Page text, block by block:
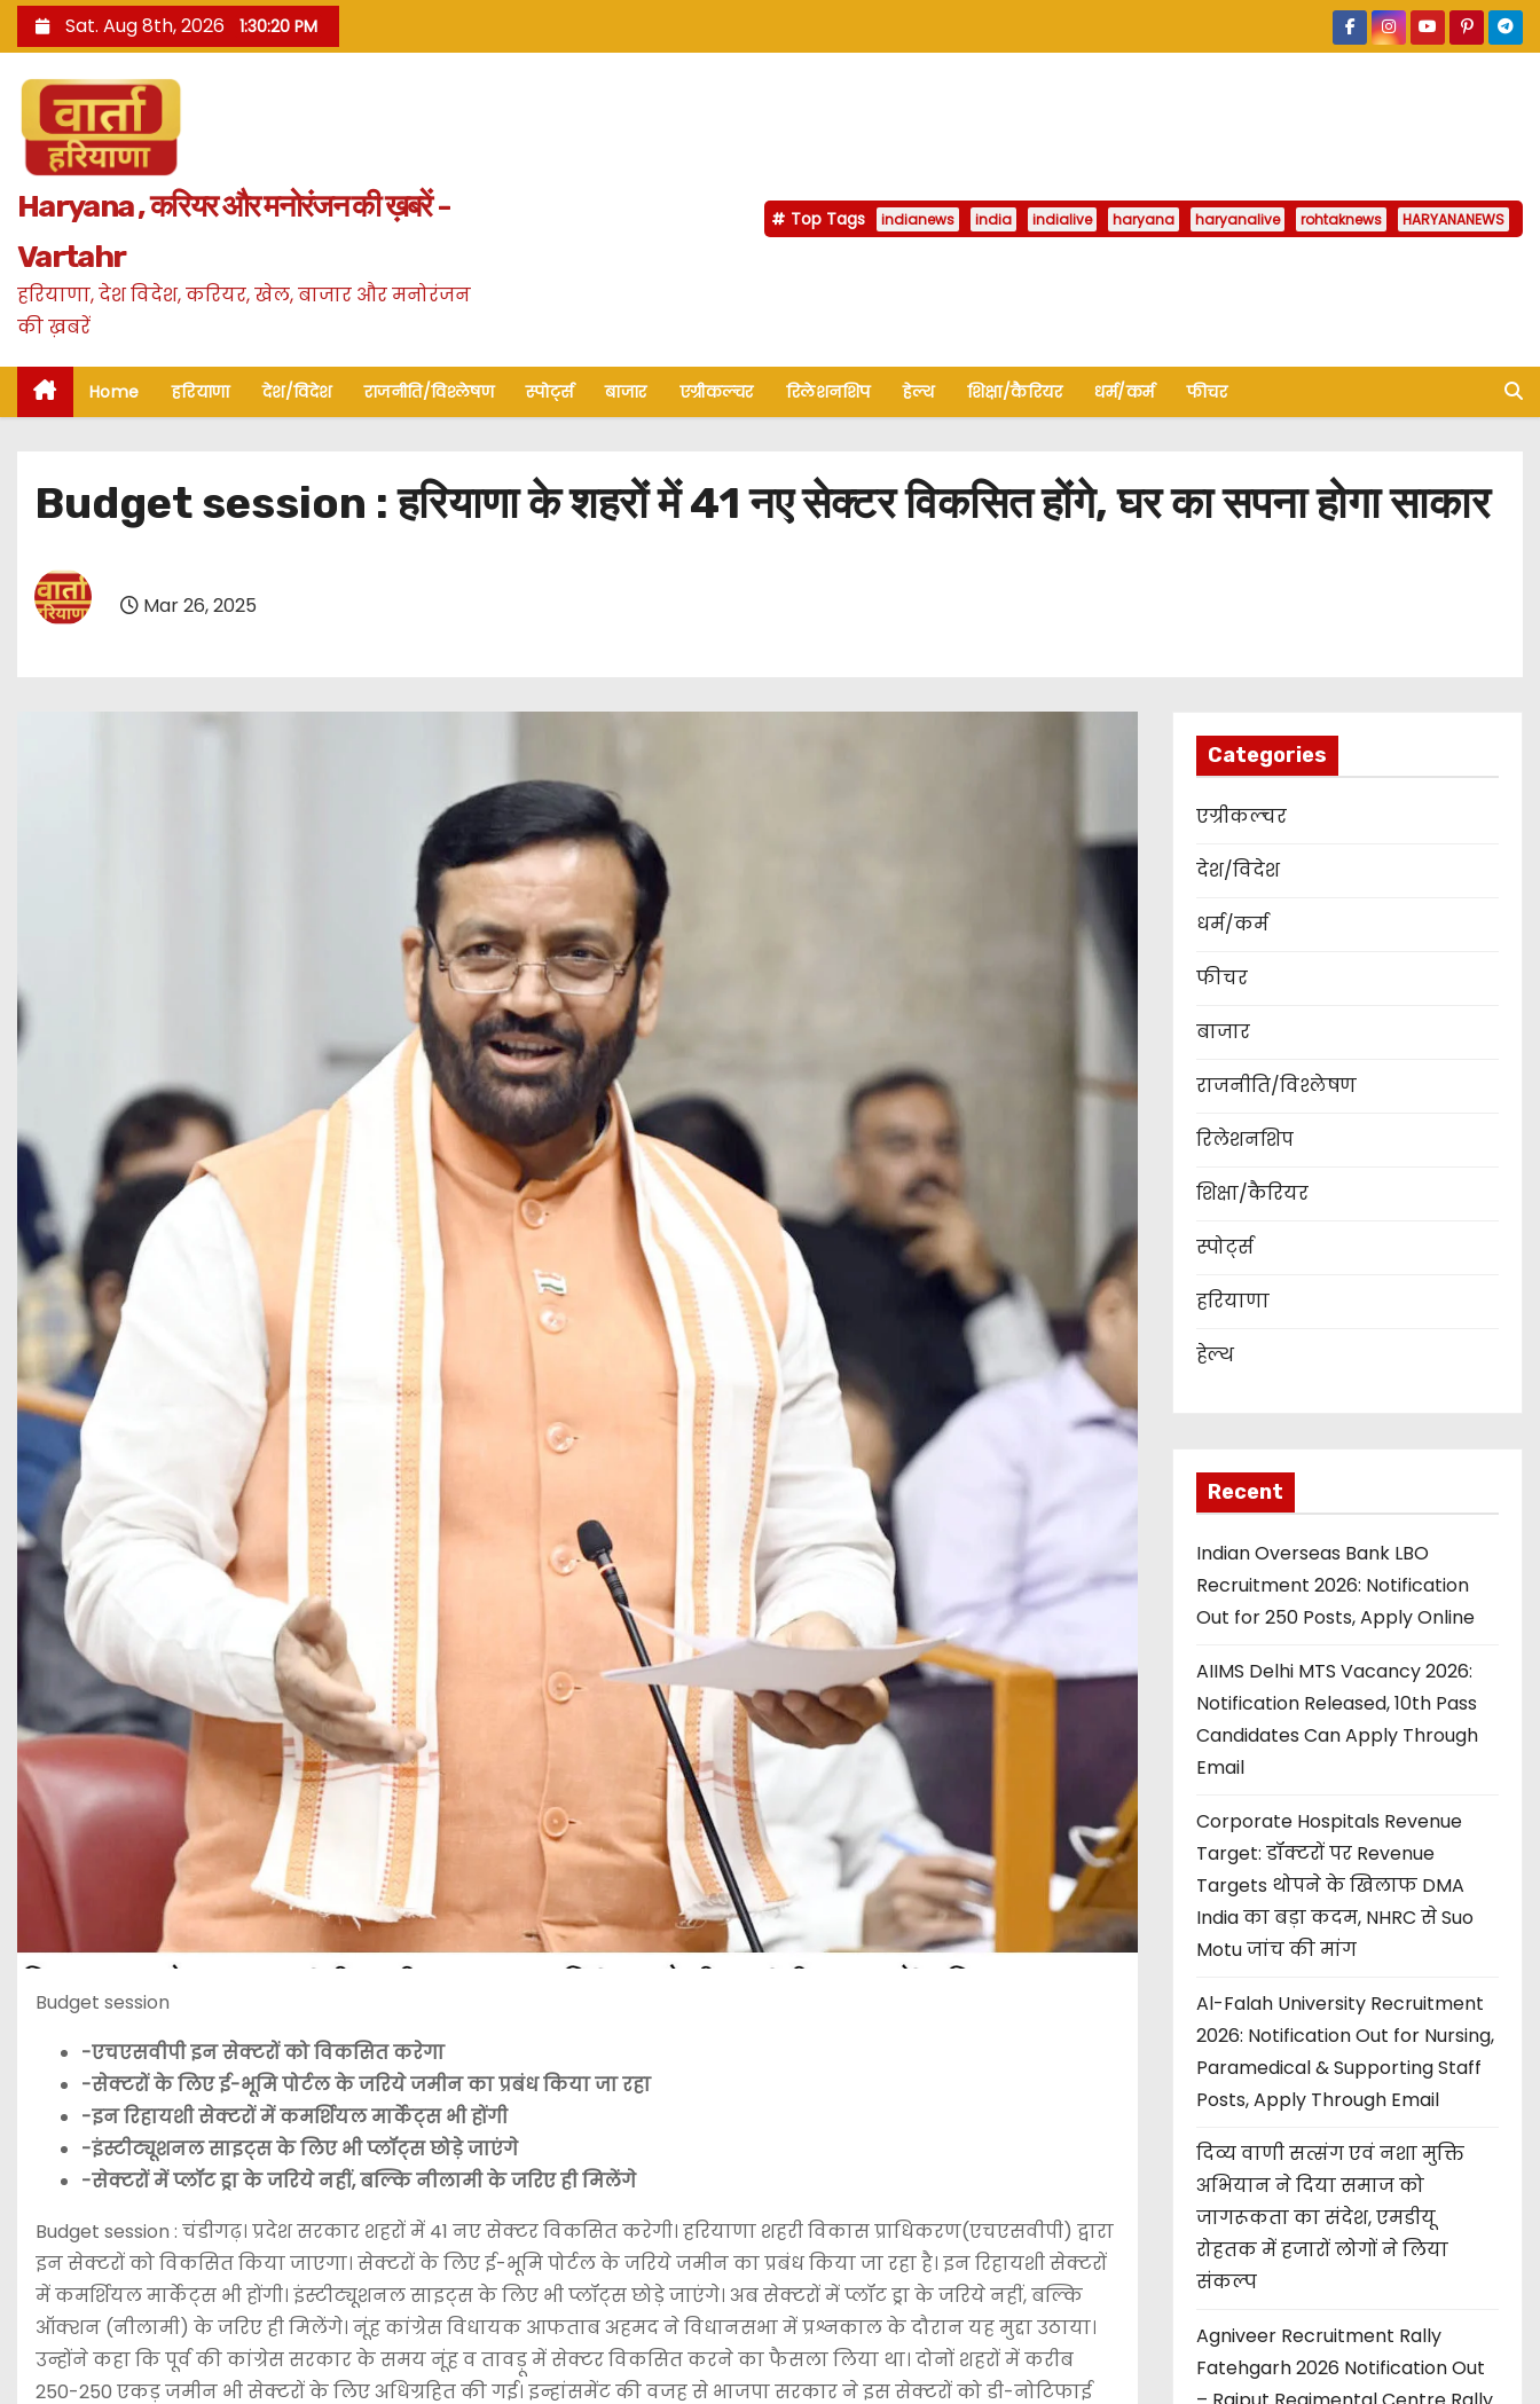
k
n
Sat. Aug 8th, 2026 1:30:21 PM
Haryana , करियर और मनोरंजन की ख़बरें -
Vartahr
हरियाणा, देश विदेश, करियर, खेल, बाजार और मनोरंजन
की ख़बरें
Top Tags indianews india indialive haryana haryanalive rohtaknews HARYANANEWS
Home हरियाणा देश/विदेश राजनीति/विश्लेषण स्पोर्ट्स बाजार एग्रीकल्चर रिलेशनशिप हेल्थ शिक्षा/कैरियर धर्म/कर्म फीचर
Budget session : हरियाणा के शहरों में 41 नए सेक्टर विकसित होंगे, घर का सपना होगा साकार
Mar 26, 2025
Budget session
-एचएसवीपी इन सेक्टरों को विकसित करेगा
-सेक्टरों के लिए ई-भूमि पोर्टल के जरिये जमीन का प्रबंध किया जा रहा
-इन रिहायशी सेक्टरों में कमर्शियल मार्केट्स भी होंगी
-इंस्टीट्यूशनल साइट्स के लिए भी प्लॉट्स छोड़े जाएंगे
-सेक्टरों में प्लॉट ड्रा के जरिये नहीं, बल्कि नीलामी के जरिए ही मिलेंगे
Budget session : चंडीगढ़। प्रदेश सरकार शहरों में 41 नए सेक्टर विकसित करेगी। हरियाणा शहरी विकास प्राधिकरण(एचएसवीपी) द्वारा
इन सेक्टरों को विकसित किया जाएगा। सेक्टरों के लिए ई-भूमि पोर्टल के जरिये जमीन का प्रबंध किया जा रहा है। इन रिहायशी सेक्टरों
में कमर्शियल मार्केट्स भी होंगी। इंस्टीट्यूशनल साइट्स के लिए भी प्लॉट्स छोड़े जाएंगे। अब सेक्टरों में प्लॉट ड्रा के जरिये नहीं, बल्कि
ऑक्शन (नीलामी) के जरिए ही मिलेंगे। नूंह कांग्रेस विधायक आफताब अहमद ने विधानसभा में प्रश्नकाल के दौरान यह मुद्दा उठाया।
उन्होंने कहा कि पूर्व की कांग्रेस सरकार के समय नूंह व तावड़ू में सेक्टर विकसित करने का फैसला लिया था। दोनों शहरों में करीब
250-250 एकड़ जमीन भी सेक्टरों के लिए अधिग्रहित की गई। इन्हांसमेंट की वजह से भाजपा सरकार ने इस सेक्टरों को डी-नोटिफाई
Categories
एग्रीकल्चर
देश/विदेश
धर्म/कर्म
फीचर
बाजार
राजनीति/विश्लेषण
रिलेशनशिप
शिक्षा/कैरियर
स्पोर्ट्स
हरियाणा
हेल्थ
Recent
Indian Overseas Bank LBO
Recruitment 2026: Notification
Out for 250 Posts, Apply Online
AIIMS Delhi MTS Vacancy 2026:
Notification Released, 10th Pass
Candidates Can Apply Through
Email
Corporate Hospitals Revenue
Target: डॉक्टरों पर Revenue
Targets थोपने के खिलाफ DMA
India का बड़ा कदम, NHRC से Suo
Motu जांच की मांग
Al-Falah University Recruitment
2026: Notification Out for Nursing,
Paramedical & Supporting Staff
Posts, Apply Through Email
दिव्य वाणी सत्संग एवं नशा मुक्ति
अभियान ने दिया समाज को
जागरूकता का संदेश, एमडीयू
रोहतक में हजारों लोगों ने लिया
संकल्प
Agniveer Recruitment Rally
Fatehgarh 2026 Notification Out